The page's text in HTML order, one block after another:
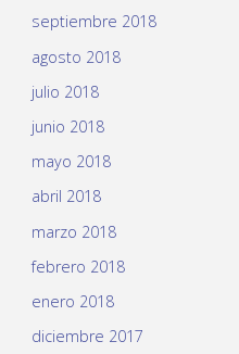
septiembre 2018
agosto 2018
julio 2018
junio 2018
mayo 2018
abril 2018
marzo 2018
febrero 2018
enero 2018
diciembre 2017